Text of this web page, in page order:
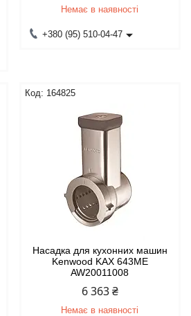
Немає в наявності
+380 (95) 510-04-47
164825
Насадка для кухонних машин
Kenwood KAX 643МЕ
AW20011008
6 363 ₴
Немає в наявності